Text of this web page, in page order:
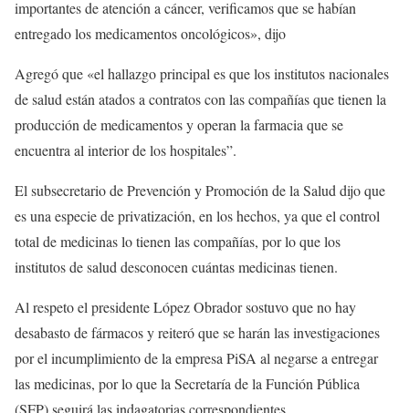
importantes de atención a cáncer, verificamos que se habían
entregado los medicamentos oncológicos», dijo
Agregó que «el hallazgo principal es que los institutos nacionales
de salud están atados a contratos con las compañías que tienen la
producción de medicamentos y operan la farmacia que se
encuentra al interior de los hospitales”.
El subsecretario de Prevención y Promoción de la Salud dijo que
es una especie de privatización, en los hechos, ya que el control
total de medicinas lo tienen las compañías, por lo que los
institutos de salud desconocen cuántas medicinas tienen.
Al respeto el presidente López Obrador sostuvo que no hay
desabasto de fármacos y reiteró que se harán las investigaciones
por el incumplimiento de la empresa PiSA al negarse a entregar
las medicinas, por lo que la Secretaría de la Función Pública
(SFP) seguirá las indagatorias correspondientes.